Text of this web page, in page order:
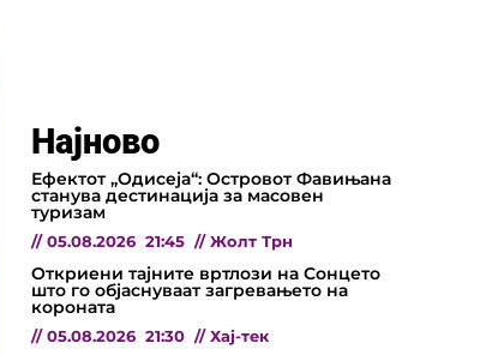
Најново
Ефектот „Одисеја“: Островот Фавињана
станува дестинација за масовен
туризам
// 05.08.2026 21:45 // Жолт Трн
Откриени тајните вртлози на Сонцето
што го објаснуваат загревањето на
короната
// 05.08.2026 21:30 // Хај-тек